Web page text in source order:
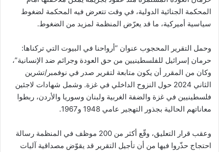
المحكمة الجنائية الدولية، في وقت تتعرض فيه المحكمة لضغوط
سياسية أميركية، ما قد يعرّض المنظمة لمزيد من الضغوط.
وحمل التقرير المحجوب عنوان “أرواحنا في البيوت التي تركناها:
حرمان إسرائيل للفلسطينيين من حق العودة وجرائم ضد الإنسانية”،
وكان من المقرر أن يكون متابعة لتقرير صدر في نوفمبر/تشرين
الثاني 2024 حول النزوح الداخلي في غزة. وشمل شهادات لاجئين
فلسطينيين في غزة والضفة الغربية ولبنان وسوريا والأردن، ربطوا
معاناتهم الحالية بجذور التهجير عامي 1948 و1967.
وعقب قرار التعليق، وقّع أكثر من 200 موظف في المنظمة رسالة
احتجاج حذّروا فيها من أن تأجيل التقرير قد يقوّض مصداقية آليات